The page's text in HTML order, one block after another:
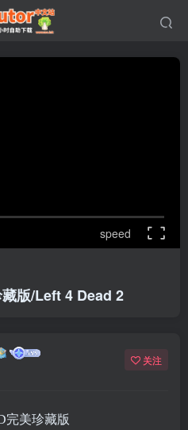
speed
版/Left 4 Dead 2
关注
完美珍藏版